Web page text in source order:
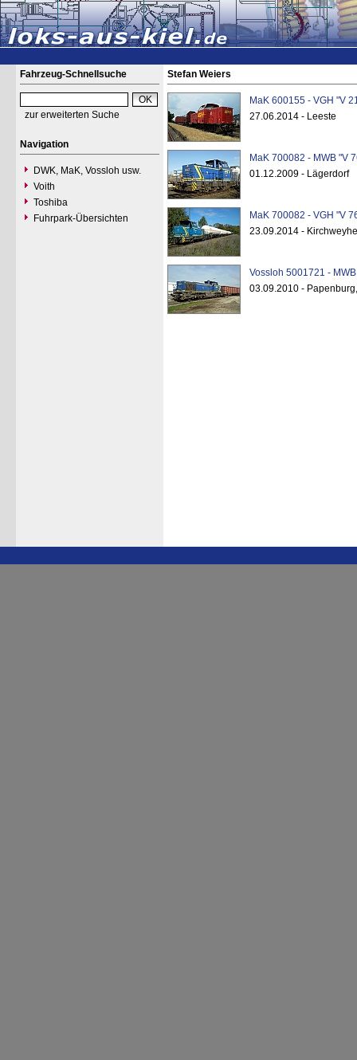
Fahrzeug-Schnellsuche
zur erweiterten Suche
Navigation
DWK, MaK, Vossloh usw.
Voith
Toshiba
Fuhrpark-Übersichten
Stefan Weiers
MaK 600155 - VGH "V
27.06.2014 - Leeste
MaK 700082 - MWB "V
01.12.2009 - Lägerdorf
MaK 700082 - VGH "V
23.09.2014 - Kirchweyhe
Vossloh 5001721 -
03.09.2010 -